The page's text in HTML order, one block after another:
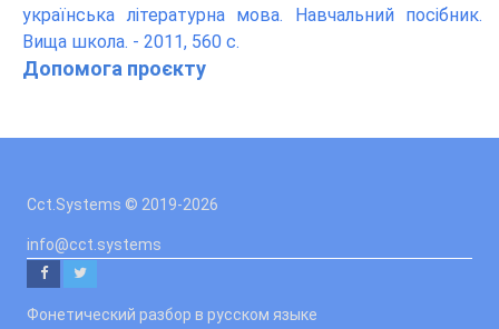
українська літературна мова. Навчальний посібник.
Вища школа. - 2011, 560 с.
Допомога проєкту
Cct.Systems © 2019-2026
info@cct.systems
Фонетический разбор в русском языке